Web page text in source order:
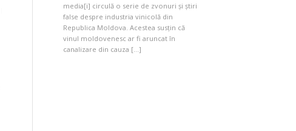
media[i] circulă o serie de zvonuri și știri
false despre industria vinicolă din
Republica Moldova. Acestea susțin că
vinul moldovenesc ar fi aruncat în
canalizare din cauza […]